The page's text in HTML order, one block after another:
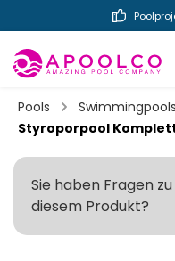
springen
Pools Swimmingpools
Styroporpool
Sie haben Fragen zu
diesem Produkt?